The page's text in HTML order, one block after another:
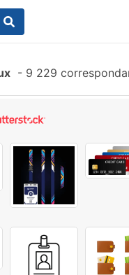
- 9 229